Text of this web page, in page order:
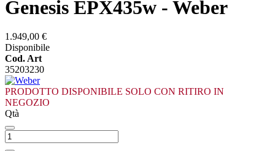
Genesis EPX435w - Weber
1.949,00 €
Disponibile
Cod. Art
35203230
PRODOTTO DISPONIBILE SOLO CON RITIRO IN
NEGOZIO
Qtà